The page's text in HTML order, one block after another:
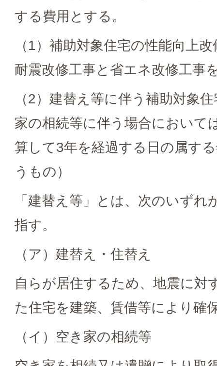
する費用とする。
（1）補助対象住宅の性能向上
耐震改修工事と省エネ改修工事
（2）建替え等に伴う補助対象
家の相続等に伴う場合において
算して3年を経過する日の属す
うもの）
「建替え等」とは、次のいず
指す。
（ア）建替え・住替え
自らが居住するため、地震に対
た住宅を建築、賃借等により確
（イ）空き家の相続等